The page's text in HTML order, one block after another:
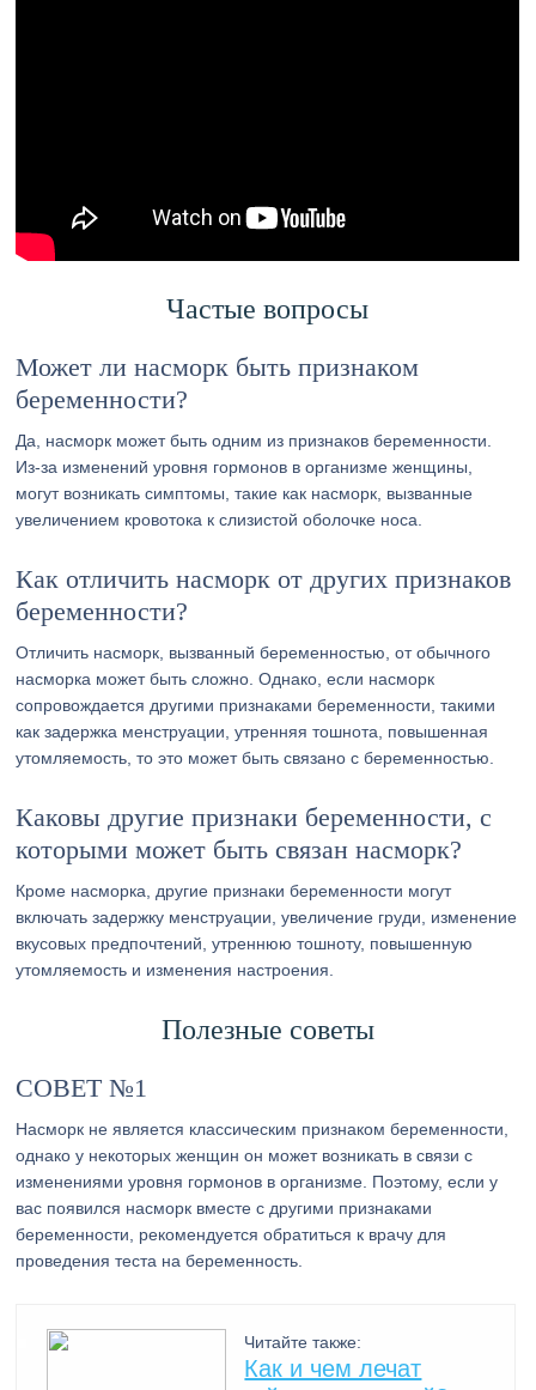
Частые вопросы
Может ли насморк быть признаком
беременности?
Да, насморк может быть одним из признаков беременности.
Из-за изменений уровня гормонов в организме женщины,
могут возникать симптомы, такие как насморк, вызванные
увеличением кровотока к слизистой оболочке носа.
Как отличить насморк от других признаков
беременности?
Отличить насморк, вызванный беременностью, от обычного
насморка может быть сложно. Однако, если насморк
сопровождается другими признаками беременности, такими
как задержка менструации, утренняя тошнота, повышенная
утомляемость, то это может быть связано с беременностью.
Каковы другие признаки беременности, с
которыми может быть связан насморк?
Кроме насморка, другие признаки беременности могут
включать задержку менструации, увеличение груди, изменение
вкусовых предпочтений, утреннюю тошноту, повышенную
утомляемость и изменения настроения.
Полезные советы
СОВЕТ №1
Насморк не является классическим признаком беременности,
однако у некоторых женщин он может возникать в связи с
изменениями уровня гормонов в организме. Поэтому, если у
вас появился насморк вместе с другими признаками
беременности, рекомендуется обратиться к врачу для
проведения теста на беременность.
Читайте также:
Как и чем лечат